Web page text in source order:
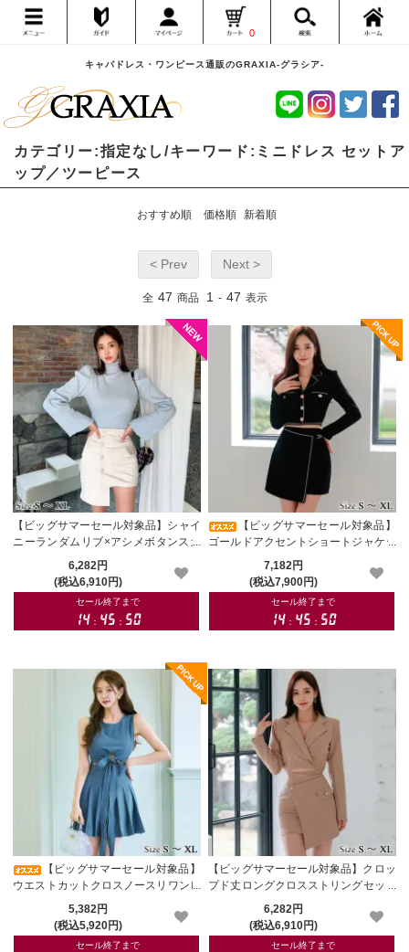
キャバドレス・ワンピース通販のGRAXIA-グラシア-
0
カテゴリー:指定なし/キーワード:ミニドレス セットア
ップ／ツーピース
おすすめ順 価格順 新着順
< Prev Next >
全 47 商品 1 - 47 表示
【ビッグサマーセール対象品】シャイ
ニーランダムリブ×アシメボタンスカ
ートセットアップ(キャバドレス・CA
BARETDRESS)
6,282円
(税込6,910円)
【ビッグサマーセール対象品】
ゴールドアクセントショートジャケッ
ト＆ラップ風スカートセットアップ
(キャバドレス・CABARETDRESS)
7,182円
(税込7,900円)
【ビッグサマーセール対象品】
ウエストカットクロスノースリワンピ
ース(キャバドレス・CABARETDRES
5,382円
(税込5,920円)
【ビッグサマーセール対象品】クロッ
プド丈ロングクロスストリングセット
アップ(キャバドレス・CABARETDR
6,282円
(税込6,910円)